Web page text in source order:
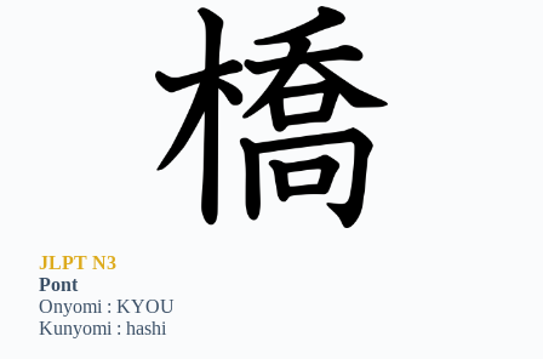
JLPT N3
Pont
Onyomi : KYOU
Kunyomi : hashi